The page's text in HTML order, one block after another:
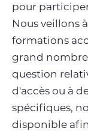
pour
Nous veillons
formations
grand
question
d'accès ou à
spécifiques,
disponible